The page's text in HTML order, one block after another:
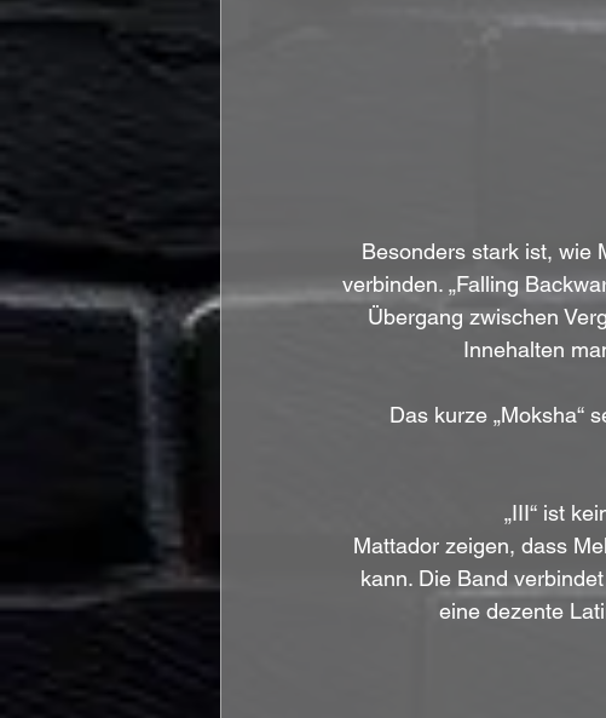
Besonders stark ist, wie
verbinden. „Falling
Übergang zwischen
Innehalten
Das kurze „Moksha“
„III“ ist
Mattador zeigen, dass
kann. Die Band
eine dezente